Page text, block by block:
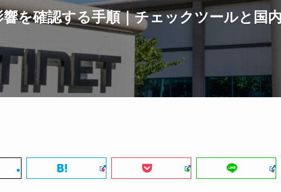
を確認する手順｜チェックツールと国